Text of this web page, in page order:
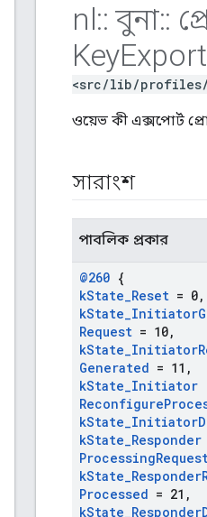
nl:: বুনা::
KeyExport
<src/lib/profiles/
ওয়েভ কী এক্সপোর্ট
সারাংশ
পাবলিক প্রকার
@260 {
kState_Reset = 0,
kState_Initiator
Request = 10,
kState_Initiator
Generated = 11 ,
kState_Initiator
Reconfigure
kState_Initiator
kState_Responder
Processing
kState_Responder
Processed = 21 ,
kState_Responder